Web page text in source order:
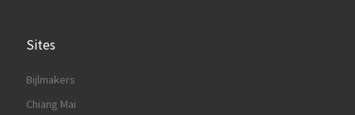
Sites
Bijlmakers
Chiang Mai